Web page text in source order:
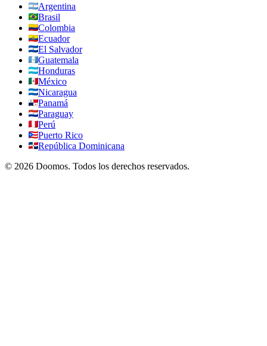
Argentina
Brasil
Colombia
Ecuador
El Salvador
Guatemala
Honduras
México
Nicaragua
Panamá
Paraguay
Perú
Puerto Rico
República Dominicana
© 2026 Doomos. Todos los derechos reservados.